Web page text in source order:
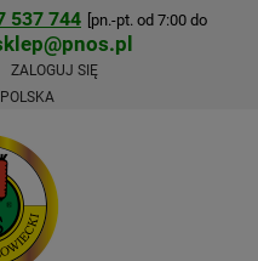
537 744 [pn.-pt. od 7:00 do
ZALOGUJ SIĘ